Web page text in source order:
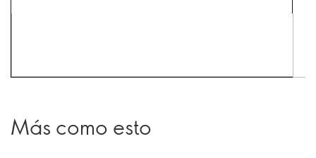
Más como esto